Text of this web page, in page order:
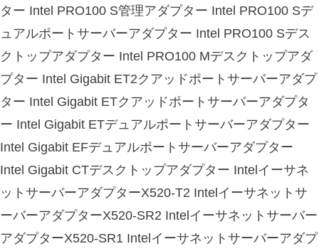
ター Intel PRO100 S管理アダプター Intel PRO100 Sデ
ュアルポートサーバーアダプター Intel PRO100 Sデス
クトップアダプター Intel PRO100 Mデスクトップアダ
プター Intel Gigabit ET2クアッドポートサーバーアダプ
ター Intel Gigabit ETクアッドポートサーバーアダプタ
ー Intel Gigabit ETデュアルポートサーバーアダプター
Intel Gigabit EFデュアルポートサーバーアダプター
Intel Gigabit CTデスクトップアダプター Intelイーサネ
ットサーバーアダプターX520-T2 Intelイーサネットサ
ーバーアダプターX520-SR2 Intelイーサネットサーバー
アダプターX520-SR1 Intelイーサネットサーバーアダプ